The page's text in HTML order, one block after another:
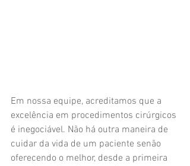
Em nossa equipe, acreditamos que a
excelência em procedimentos cirúrgicos
é inegociável. Não há outra maneira de
cuidar da vida de um paciente senão
oferecendo o melhor, desde a primeira